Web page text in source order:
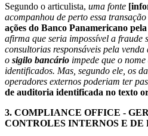
Segundo o articulista, uma fonte
acompanhou de perto essa transação
ações do Banco Panamericano
afirma que seria impossível a fraude
consultorias responsáveis pela
o sigilo bancário impede que o
identificados. Mas, segundo ele, os
operadores externos poderiam ter
de auditoria identificada no texto
3. COMPLIANCE OFFICE -
CONTROLES INTERNOS E